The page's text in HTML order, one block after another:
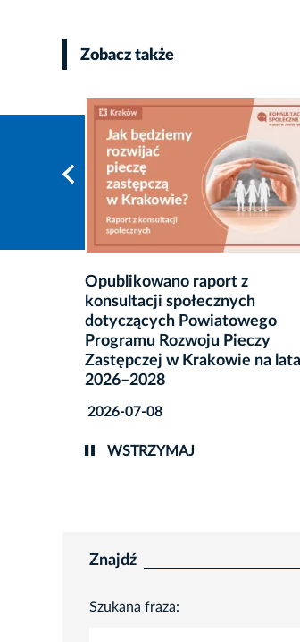
Zobacz także
Konsultacje społeczne: Jakie
zmiany w statutach Dzielnic
Krakowa?
2026-06-12
WSTRZYMAJ
Znajdź
Szukana fraza: